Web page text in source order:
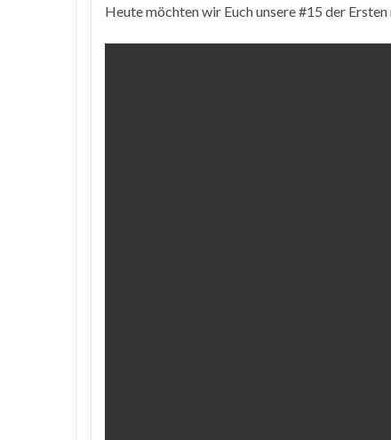
Heute möchten wir Euch unsere #15 der